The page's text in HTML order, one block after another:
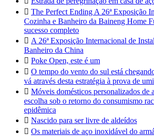
 The Perfect Ending A 26ª Exposição
Cozinha e Banheiro da Baineng Home
sucesso completo
 A 26ª Exposição Internacional de
Banheiro da China
 Poke Open, este é um
 O tempo do vento do sul está
vá através desta estratégia à prova de
 Móveis domésticos personalizados de
escolha sob o retorno do consumismo
epidêmica
 Nascido para ser livre de aldeídos
 Os materiais de aço inoxidável do